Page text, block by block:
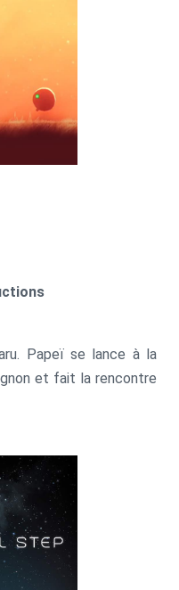
Papeï se lance à la
et fait la rencontre